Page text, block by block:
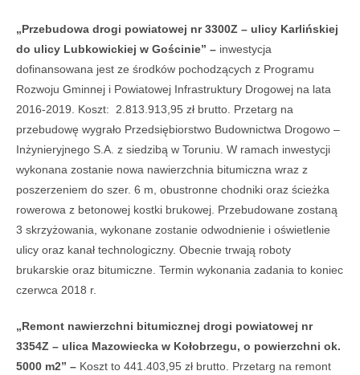
„Przebudowa drogi powiatowej nr 3300Z – ulicy Karlińskiej
do ulicy Lubkowickiej w Gościnie” – inwestycja
dofinansowana jest ze środków pochodzących z Programu
Rozwoju Gminnej i Powiatowej Infrastruktury Drogowej na lata
2016-2019. Koszt: 2.813.913,95 zł brutto. Przetarg na
przebudowę wygrało Przedsiębiorstwo Budownictwa Drogowo –
Inżynieryjnego S.A. z siedzibą w Toruniu. W ramach inwestycji
wykonana zostanie nowa nawierzchnia bitumiczna wraz z
poszerzeniem do szer. 6 m, obustronne chodniki oraz ścieżka
rowerowa z betonowej kostki brukowej. Przebudowane zostaną
3 skrzyżowania, wykonane zostanie odwodnienie i oświetlenie
ulicy oraz kanał technologiczny. Obecnie trwają roboty
brukarskie oraz bitumiczne. Termin wykonania zadania to koniec
czerwca 2018 r.
„Remont nawierzchni bitumicznej drogi powiatowej nr
3354Z – ulica Mazowiecka w Kołobrzegu, o powierzchni ok.
5000 m2” – Koszt to 441.403,95 zł brutto. Przetarg na remont